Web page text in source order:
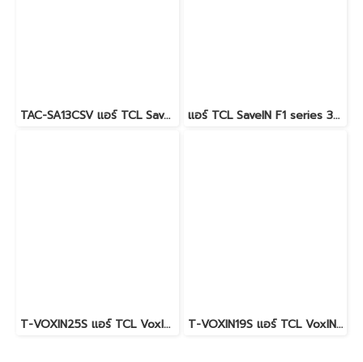
TAC-SA13CSV แอร์ TCL SaveIN 12,300 BTU. AI Inverter น้ำยา R32 พร้อมบริการติดตั้ง แอร์ TCL SaveIN F1 series 30000 BTU. AI Inverter น้ำยา R32 พร้อมบริการติดตั้ง
T-VOXIN25S แอร์ TCL VoxIN Series #สั่งงานด้วยเสียง #Wi-Fi #ควบคุมด้วย AI #ระบบอินเวอร์เตอร์ #Inverter น้ำยา R32 พร้อมบริการติดตั้ง T-VOXIN19S แอร์ TCL VoxIN Series #สั่งงานด้วยเสียง #Wi-Fi #ควบคุมด้วย AI #ระบบอินเวอร์เตอร์ #Inverter น้ำยา R32 พร้อมบริการติดตั้ง